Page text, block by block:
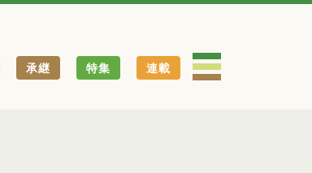
承継 特集 連載